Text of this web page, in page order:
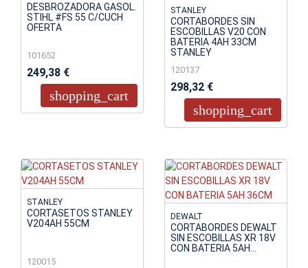
DESBROZADORA GASOL.
STIHL #FS 55 C/CUCH
OFERTA
101652
249,38 €
shopping_cart
STANLEY
CORTABORDES SIN
ESCOBILLAS V20 CON
BATERIA 4AH 33CM
STANLEY
120137
298,32 €
shopping_cart
STANLEY
CORTASETOS STANLEY
V204AH 55CM
120015
DEWALT
CORTABORDES DEWALT
SIN ESCOBILLAS XR 18V
CON BATERIA 5AH...